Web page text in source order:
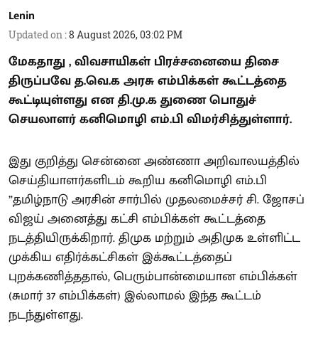
Lenin
Updated on :8 August 2026, 03:02 PM
மேகதாது , விவசாயிகள் பிரச்சனையை திசை
திருப்பவே த.வெ.க அரசு எம்பிக்கள் கூட்டத்தை
கூட்டியுள்ளது என தி.மு.க துணை பொதுச்
செயலாளர் கனிமொழி எம்.பி விமர்சித்துள்ளார்.
இது குறித்து சென்னை அண்ணா அறிவாலயத்தில்
செய்தியாளர்களிடம் கூறிய கனிமொழி எம்.பி
”தமிழ்நாடு அரசின் சார்பில் முதலமைச்சர் சி. ஜோசப்
விஜய் அனைத்து கட்சி எம்பிக்கள் கூட்டத்தை
நடத்தியிருக்கிறார். திமுக மற்றும் அதிமுக உள்ளிட்ட
முக்கிய எதிர்க்கட்சிகள் இக்கூட்டத்தைப்
புறக்கணித்ததால், பெரும்பான்மையான எம்பிக்கள்
(சுமார் 37 எம்பிக்கள்) இல்லாமல் இந்த கூட்டம்
நடந்துள்ளது.